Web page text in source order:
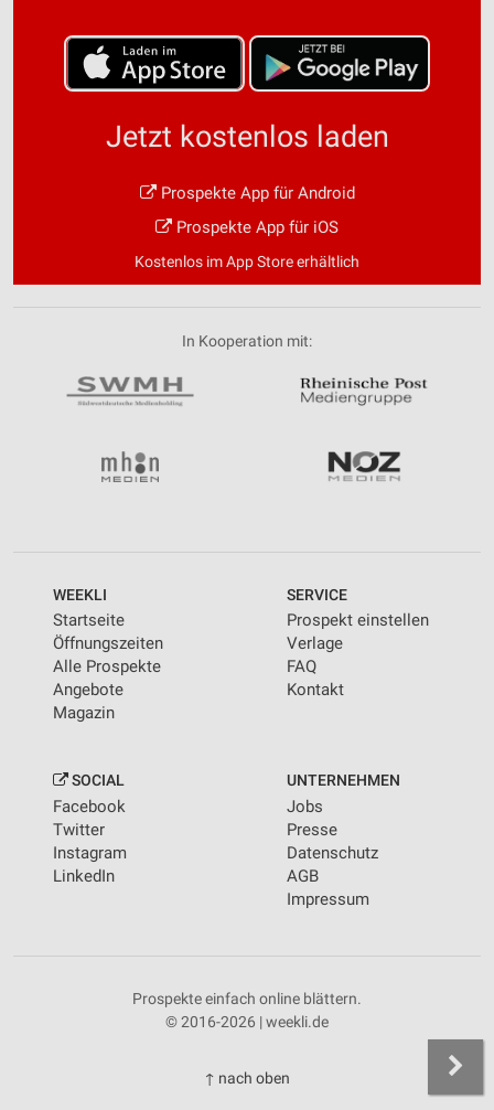
Jetzt kostenlos laden
Prospekte App für Android
Prospekte App für iOS
Kostenlos im App Store erhältlich
In Kooperation mit:
WEEKLI
Startseite
Öffnungszeiten
Alle Prospekte
Angebote
Magazin
SERVICE
Prospekt einstellen
Verlage
FAQ
Kontakt
SOCIAL
Facebook
Twitter
Instagram
LinkedIn
UNTERNEHMEN
Jobs
Presse
Datenschutz
AGB
Impressum
Prospekte einfach online blättern.
© 2016-2026 | weekli.de
↑ nach oben